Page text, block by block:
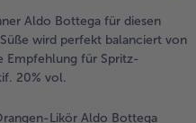
Aldo Bottega für diesen
wird perfekt balanciert von
Empfehlung für Spritz-
20% vol.
Likör Aldo Bottega